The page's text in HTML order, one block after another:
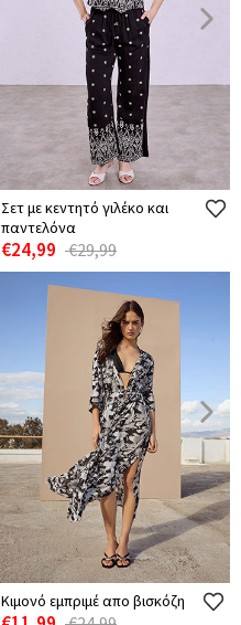
Σετ με κεντητό γιλέκο και
παντελόνα
€24,99 €29,99
Κιμονό εμπριμέ απο βισκόζη